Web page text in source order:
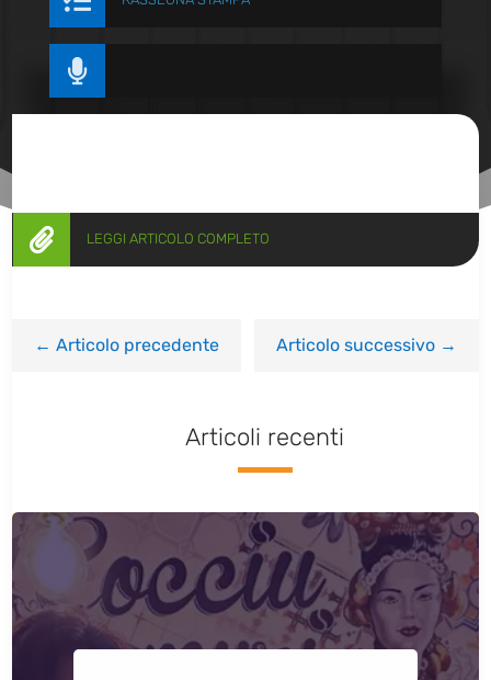

 LEGGI ARTICOLO COMPLETO
←Articolo precedente Articolo successivo→
Articoli recenti